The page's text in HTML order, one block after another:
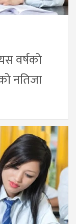
यस वर्षको
नतिजा